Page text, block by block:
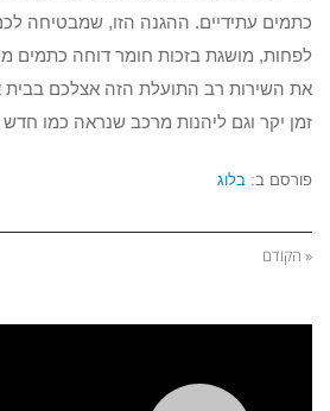
כתמים עתידיים. ההגנה הזו, שמבטיחה
לפחות, מושגת בזכות חומר דוחה כתמים
את השירות רב התועלת הזה אצלכם בבית
זמן יקר וגם ליהנות מרכב שנראה כמו חדש
פורסם ב: בלוג
« הקודם